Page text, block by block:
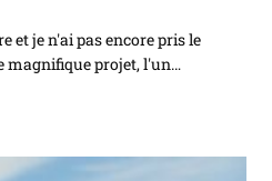
et je n'ai pas encore pris le
magnifique projet, l'un…